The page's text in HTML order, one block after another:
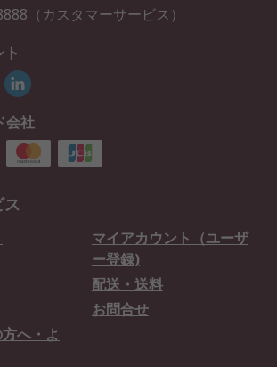
（カスタマーサービス）
会社
マイアカウント（ユーザ
ー登録)
配送・送料
お問合せ
へ・よ